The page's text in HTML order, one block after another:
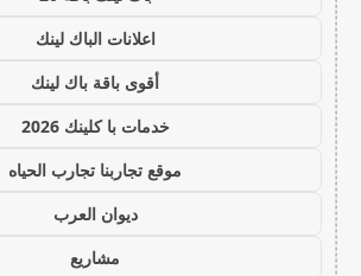
اعلانات الباك لينك
أقوى باقة باك لينك
خدمات با كلينك 2026
موقع تجاربنا تجارب الحياه
ديوان العرب
مشاريع